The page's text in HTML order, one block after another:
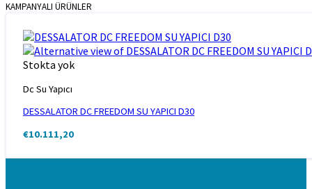
KAMPANYALI ÜRÜNLER
Stokta yok
Dc Su Yapıcı
DESSALATOR DC FREEDOM SU YAPICI D30
€10.111,20